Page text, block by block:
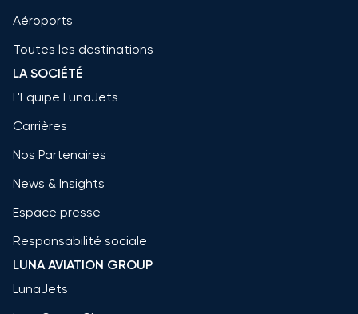
Aéroports
Toutes les destinations
LA SOCIÉTÉ
L'Equipe LunaJets
Carrières
Nos Partenaires
News & Insights
Espace presse
Responsabilité sociale
LUNA AVIATION GROUP
LunaJets